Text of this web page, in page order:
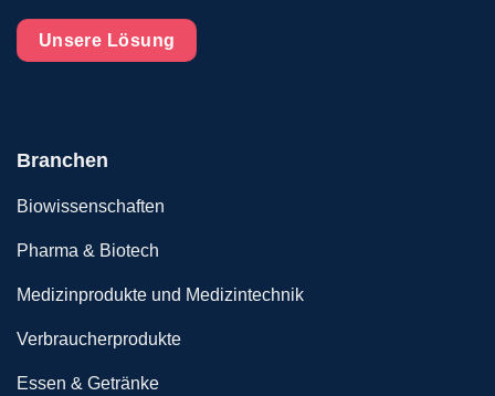
Unsere Lösung
Branchen
Biowissenschaften
Pharma & Biotech
Medizinprodukte und Medizintechnik
Verbraucherprodukte
Essen & Getränke